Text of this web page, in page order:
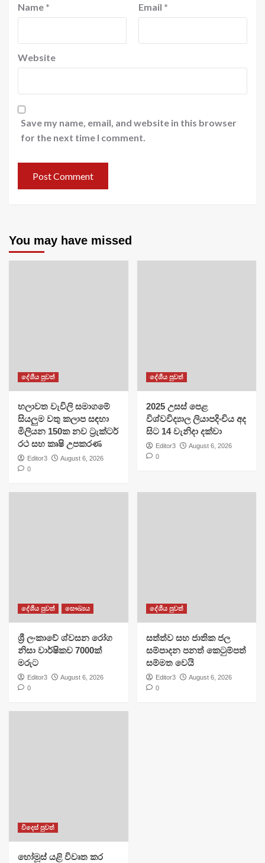
Name * Email *
Website
Save my name, email, and website in this browser
for the next time I comment.
You may have missed
දේශීය පුවත්
හලාවත වැවිලි සමාගමේ
සියලුම වතු කලාප සඳහා
මිලියන 150ක නව ට්‍රැක්ටර්
රථ සහ කෘෂි උපකරණ
Editor3
August 6, 2026
0
දේශීය පුවත්
​2025 උසස් පෙළ
විශ්වවිද්‍යාල ලියාපදිංචිය අද
සිට 14 වැනිදා දක්වා
Editor3
August 6, 2026
0
දේශීය පුවත් සෞඛ්‍යය
ශ්‍රී ලංකාවේ ශ්වසන රෝග
නිසා වාර්ෂිකව 7000ක්
මරුට
Editor3
August 6, 2026
0
දේශීය පුවත්
සත්ත්ව සහ ජාතික ජල
සම්පාදන පනත් කෙටුම්පත්
සම්මත වෙයි
Editor3
August 6, 2026
0
විදෙස් පුවත්
හෝමූස් යළි විවෘත කර